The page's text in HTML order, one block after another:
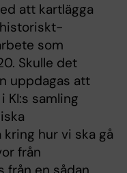
att kartlägga
som
Skulle det
uppdagas att
KI:s samling
hur vi ska gå
från